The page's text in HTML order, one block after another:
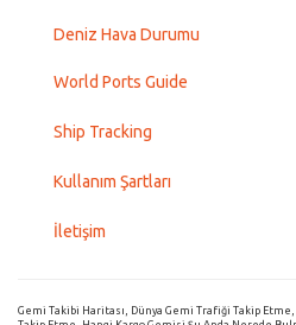
Deniz Hava Durumu
World Ports Guide
Ship Tracking
Kullanım Şartları
İletişim
Gemi Takibi Haritası, Dünya Gemi Trafiği Takip